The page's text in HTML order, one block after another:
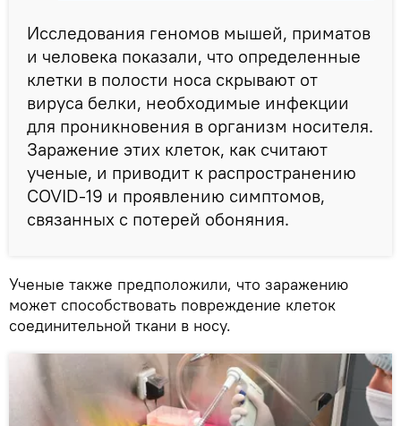
Исследования геномов мышей, приматов
и человека показали, что определенные
клетки в полости носа скрывают от
вируса белки, необходимые инфекции
для проникновения в организм носителя.
Заражение этих клеток, как считают
ученые, и приводит к распространению
COVID-19 и проявлению симптомов,
связанных с потерей обоняния.
Ученые также предположили, что заражению
может способствовать повреждение клеток
соединительной ткани в носу.